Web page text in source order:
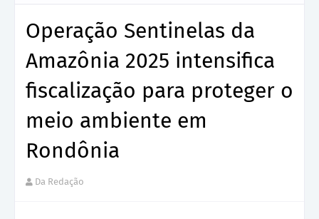
Operação Sentinelas da
Amazônia 2025 intensifica
fiscalização para proteger o
meio ambiente em
Rondônia
Da Redação